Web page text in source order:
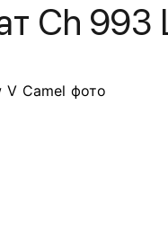
Ch 993